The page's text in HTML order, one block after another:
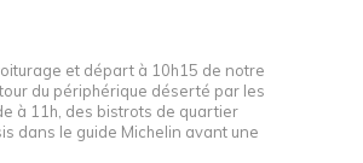
et départ à 10h15 de notre
du périphérique déserté par les
à 11h, des bistrots de quartier
dans le guide Michelin avant une